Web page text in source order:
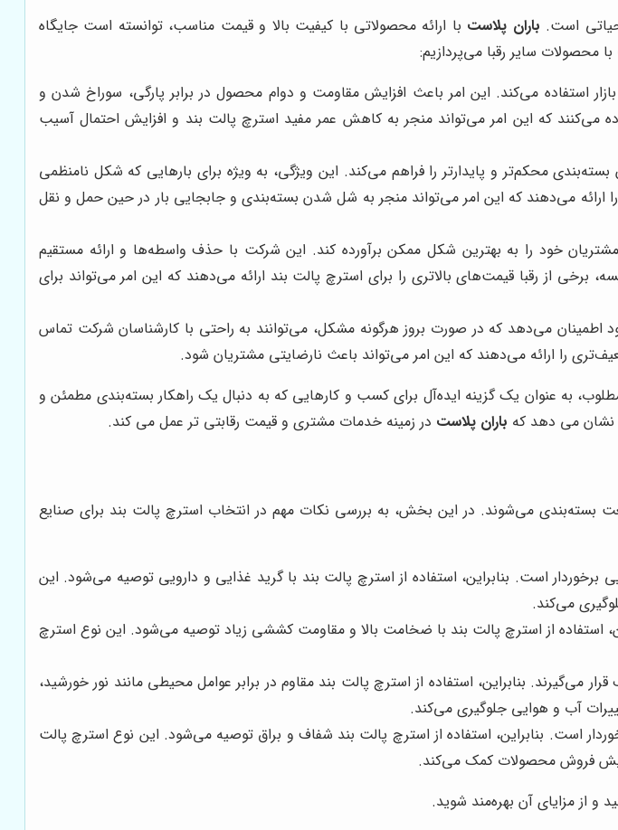
حیاتی است. باران پلاست با ارائه محصولاتی با کیفیت بالا و قیمت مناسب، توانسته است جایگاه
با محصولات سایر رقبا می‌پردازیم:
بازار استفاده می‌کند. این امر باعث افزایش مقاومت و دوام محصول در برابر پارگی، سوراخ شدن و
می‌کنند که این امر می‌تواند منجر به کاهش عمر مفید استرچ پالت بند و افزایش احتمال آسیب
محکم‌تر و پایدارتر را فراهم می‌کند. این ویژگی، به ویژه برای بارهایی که شکل نامنظمی
ارائه می‌دهند که این امر می‌تواند منجر به شل شدن بسته‌بندی و جابجایی بار در حین حمل و نقل
خود را به بهترین شکل ممکن برآورده کند. این شرکت با حذف واسطه‌ها و ارائه مستقیم
برخی از رقبا قیمت‌های بالاتری را برای استرچ پالت بند ارائه می‌دهند که این امر می‌تواند برای
اطمینان می‌دهد که در صورت بروز هرگونه مشکل، می‌توانند به راحتی با کارشناسان شرکت تماس
را ارائه می‌دهند که این امر می‌تواند باعث نارضایتی مشتریان شود.
به عنوان یک گزینه ایده‌آل برای کسب و کارهایی که به دنبال یک راهکار بسته‌بندی مطمئن و
نشان می دهد که باران پلاست در زمینه خدمات مشتری و قیمت رقابتی تر عمل می کند.
می‌شوند. در این بخش، به بررسی نکات مهم در انتخاب استرچ پالت بند برای صنایع
است. بنابراین، استفاده از استرچ پالت بند با گرید غذایی و دارویی توصیه می‌شود. این
می‌کند.
استفاده از استرچ پالت بند با ضخامت بالا و مقاومت کششی زیاد توصیه می‌شود. این نوع استرچ
بنابراین، استفاده از استرچ پالت بند مقاوم در برابر عوامل محیطی مانند نور خورشید،
آب و هوایی جلوگیری می‌کند.
است. بنابراین، استفاده از استرچ پالت بند شفاف و براق توصیه می‌شود. این نوع استرچ پالت
فروش محصولات کمک می‌کند.
و از مزایای آن بهره‌مند شوید.